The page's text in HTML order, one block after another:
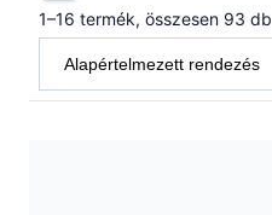
1–16 termék, összesen 93 db